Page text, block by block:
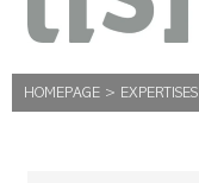
HOMEPAGE > EXPERTISES